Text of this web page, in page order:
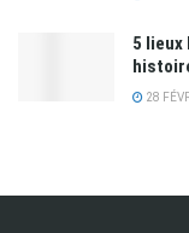
5 lieux
28